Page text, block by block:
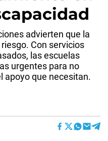
advierten que la
Con servicios
las escuelas
urgentes para no
apoyo que necesitan.